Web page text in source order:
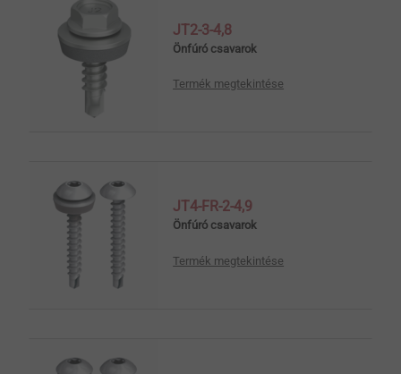
JT2-3-4,8
Önfúró csavarok
Termék megtekintése
JT4-FR-2-4,9
Önfúró csavarok
Termék megtekintése